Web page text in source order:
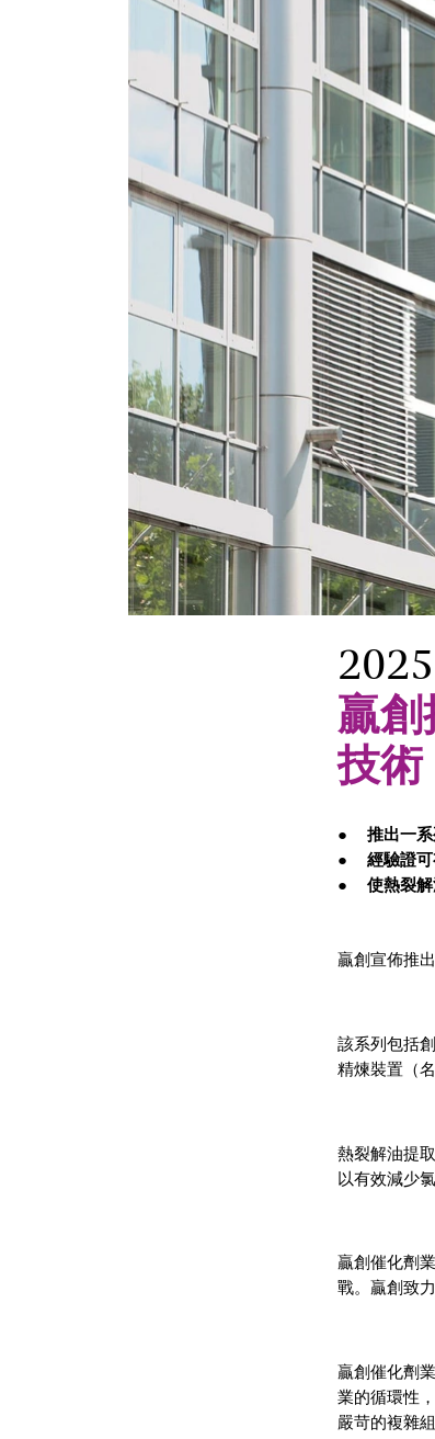
贏
技術
推出一
經驗證
使熱裂
贏創宣佈推
該系列包括
精煉裝置（
熱裂解油提
以有效減少
贏創催化劑
戰。贏創致
贏創催化劑
業的循環性
嚴苛的複雜